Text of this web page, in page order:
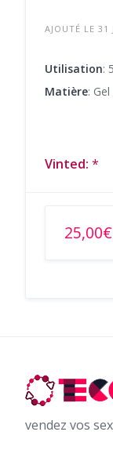
AJOUTÉ LE 31
Utilisation:
Matière:
Vinted: *
25,00€
vendez vos